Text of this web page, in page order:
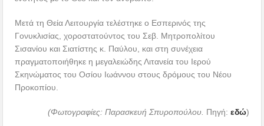
Μετά τη Θεία Λειτουργία τελέστηκε ο Εσπερινός της
Γονυκλισίας, χοροστατούντος του Σεβ. Μητροπολίτου
Σισανίου και Σιατίστης κ. Παύλου, και στη συνέχεια
πραγματοποιήθηκε η μεγαλειώδης Λιτανεία του Ιερού
Σκηνώματος του Οσίου Ιωάννου στους δρόμους του Νέου
Προκοπίου.
(Φωτογραφίες: Παρασκευή Σπυροπούλου. Πηγή: εδώ)